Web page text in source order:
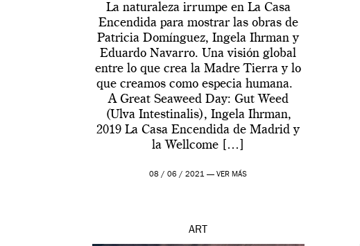
La naturaleza irrumpe en La Casa
Encendida para mostrar las obras de
Patricia Domínguez, Ingela Ihrman y
Eduardo Navarro. Una visión global
entre lo que crea la Madre Tierra y lo
que creamos como especia humana.
A Great Seaweed Day: Gut Weed
(Ulva Intestinalis), Ingela Ihrman,
2019 La Casa Encendida de Madrid y
la Wellcome […]
08 / 06 / 2021 —VER MÁS
ART